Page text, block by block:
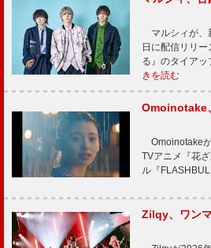
マルシィが、
日に配信リリ
る』のタイア
きを読む
Omoinotake
Omoinotake
TVアニメ『花
ル『
Zilqy、ワン